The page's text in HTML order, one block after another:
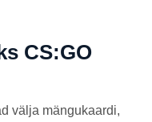
CS:GO
välja mängukaardi,